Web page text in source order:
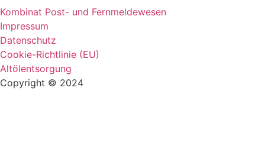
Kombinat Post- und Fernmeldewesen
Impressum
Datenschutz
Cookie-Richtlinie (EU)
Altölentsorgung
Copyright © 2024